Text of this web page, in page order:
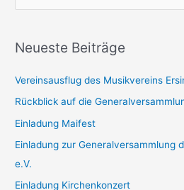
lauf
dem
Mai
dem
MVE
h
n
n
a
Neueste Beiträge
Vereinsausflug des Musikvereins
Rückblick auf die
Einladung Maifest
Einladung zur Generalversammlung
e.V.
Einladung Kirchenkonzert